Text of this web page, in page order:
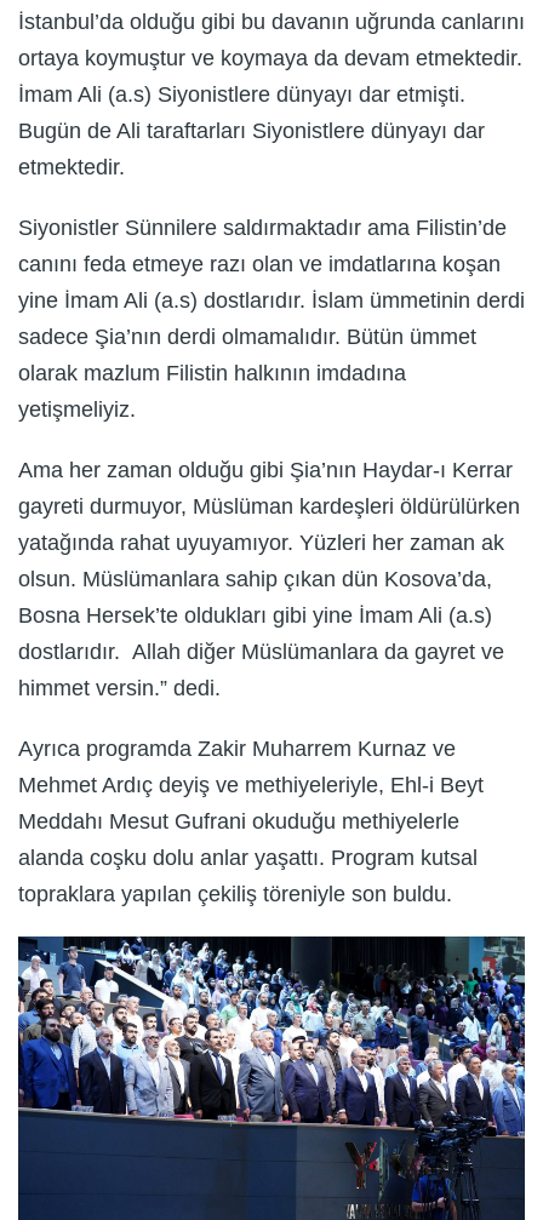
İstanbul’da olduğu gibi bu davanın uğrunda canlarını
ortaya koymuştur ve koymaya da devam etmektedir.
İmam Ali (a.s) Siyonistlere dünyayı dar etmişti.
Bugün de Ali taraftarları Siyonistlere dünyayı dar
etmektedir.
Siyonistler Sünnilere saldırmaktadır ama Filistin’de
canını feda etmeye razı olan ve imdatlarına koşan
yine İmam Ali (a.s) dostlarıdır. İslam ümmetinin derdi
sadece Şia’nın derdi olmamalıdır. Bütün ümmet
olarak mazlum Filistin halkının imdadına
yetişmeliyiz.
Ama her zaman olduğu gibi Şia’nın Haydar-ı Kerrar
gayreti durmuyor, Müslüman kardeşleri öldürülürken
yatağında rahat uyuyamıyor. Yüzleri her zaman ak
olsun. Müslümanlara sahip çıkan dün Kosova’da,
Bosna Hersek’te oldukları gibi yine İmam Ali (a.s)
dostlarıdır. Allah diğer Müslümanlara da gayret ve
himmet versin.” dedi.
Ayrıca programda Zakir Muharrem Kurnaz ve
Mehmet Ardıç deyiş ve methiyeleriyle, Ehl-i Beyt
Meddahı Mesut Gufrani okuduğu methiyelerle
alanda coşku dolu anlar yaşattı. Program kutsal
topraklara yapılan çekiliş töreniyle son buldu.